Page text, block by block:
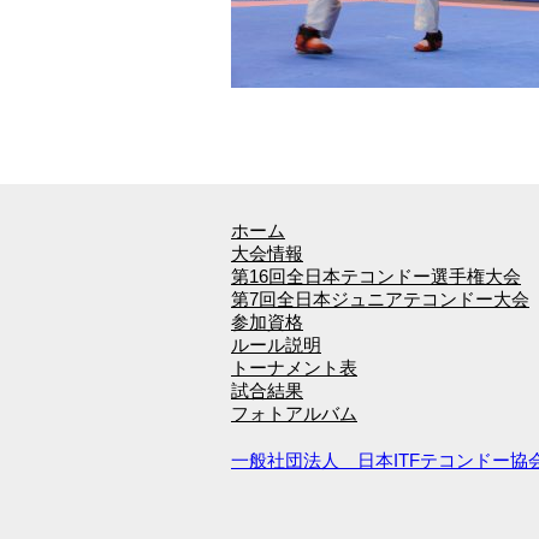
ホーム
大会情報
第16回全日本テコンドー選手権大会
第7回全日本ジュニアテコンドー大会
参加資格
ルール説明
トーナメント表
試合結果
フォトアルバム
一般社団法人 日本ITFテコンドー協